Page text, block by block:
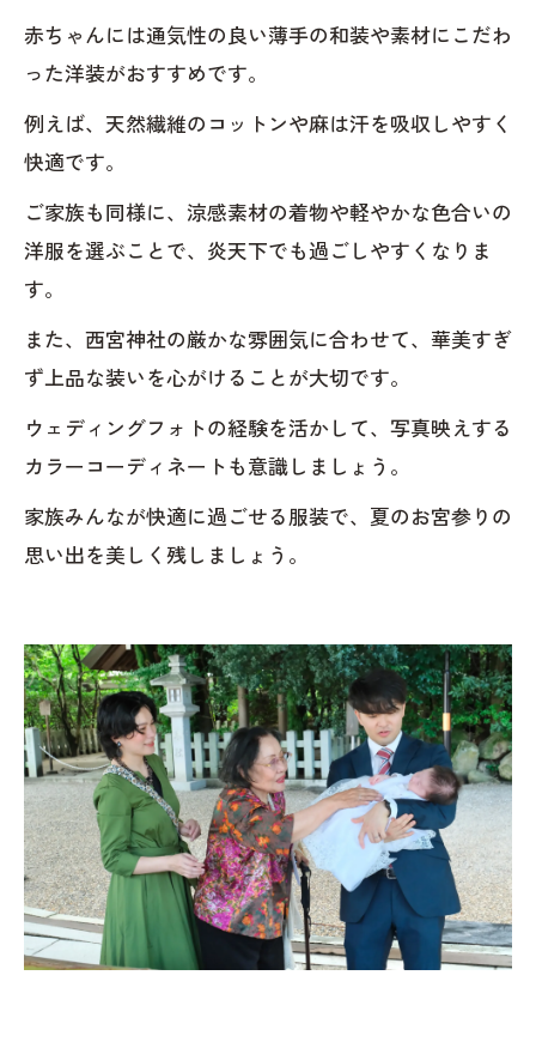
赤ちゃんには通気性の良い薄手の和装や素材にこだわ
った洋装がおすすめです。
例えば、天然繊維のコットンや麻は汗を吸収しやすく
快適です。
ご家族も同様に、涼感素材の着物や軽やかな色合いの
洋服を選ぶことで、炎天下でも過ごしやすくなりま
す。
また、西宮神社の厳かな雰囲気に合わせて、華美すぎ
ず上品な装いを心がけることが大切です。
ウェディングフォトの経験を活かして、写真映えする
カラーコーディネートも意識しましょう。
家族みんなが快適に過ごせる服装で、夏のお宮参りの
思い出を美しく残しましょう。